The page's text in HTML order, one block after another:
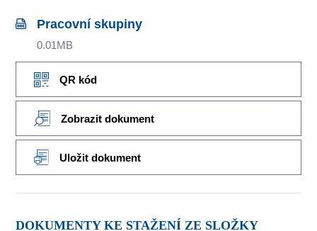
Pracovní skupiny
0.01MB
QR kód
Zobrazit dokument
Uložit dokument
DOKUMENTY KE STAŽENÍ ZE SLOŽKY